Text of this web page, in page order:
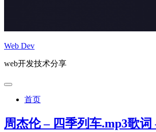
Web Dev
web开发技术分享
首页
周杰伦 – 四季列车.mp3歌词